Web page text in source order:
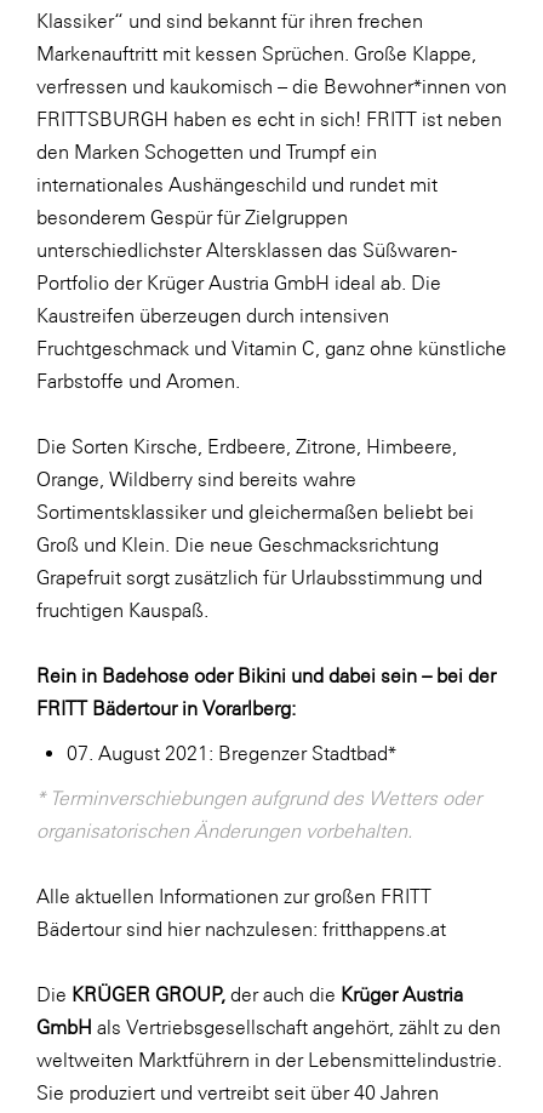
Klassiker“ und sind bekannt für ihren frechen
Markenauftritt mit kessen Sprüchen. Große Klappe,
verfressen und kaukomisch – die Bewohner*innen von
FRITTSBURGH haben es echt in sich! FRITT ist neben
den Marken Schogetten und Trumpf ein
internationales Aushängeschild und rundet mit
besonderem Gespür für Zielgruppen
unterschiedlichster Altersklassen das Süßwaren-
Portfolio der Krüger Austria GmbH ideal ab. Die
Kaustreifen überzeugen durch intensiven
Fruchtgeschmack und Vitamin C, ganz ohne künstliche
Farbstoffe und Aromen.
Die Sorten Kirsche, Erdbeere, Zitrone, Himbeere,
Orange, Wildberry sind bereits wahre
Sortimentsklassiker und gleichermaßen beliebt bei
Groß und Klein. Die neue Geschmacksrichtung
Grapefruit sorgt zusätzlich für Urlaubsstimmung und
fruchtigen Kauspaß.
Rein in Badehose oder Bikini und dabei sein – bei der
FRITT Bädertour in Vorarlberg:
07. August 2021: Bregenzer Stadtbad*
* Terminverschiebungen aufgrund des Wetters oder
organisatorischen Änderungen vorbehalten.
Alle aktuellen Informationen zur großen FRITT
Bädertour sind hier nachzulesen: fritthappens.at
Die KRÜGER GROUP, der auch die Krüger Austria
GmbH als Vertriebsgesellschaft angehört, zählt zu den
weltweiten Marktführern in der Lebensmittelindustrie.
Sie produziert und vertreibt seit über 40 Jahren